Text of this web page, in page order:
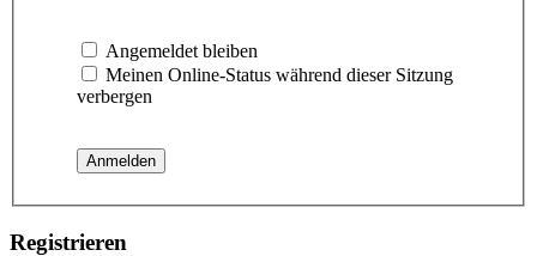
Angemeldet bleiben
Meinen Online-Status während dieser Sitzung
verbergen
Registrieren